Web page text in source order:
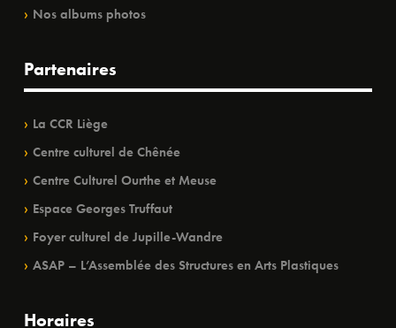
Nos albums photos
Partenaires
La CCR Liège
Centre culturel de Chênée
Centre Culturel Ourthe et Meuse
Espace Georges Truffaut
Foyer culturel de Jupille-Wandre
ASAP – L’Assemblée des Structures en Arts Plastiques
Horaires